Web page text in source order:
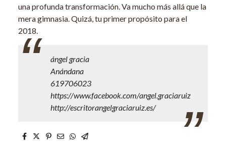
una profunda transformación. Va mucho más allá que la
mera gimnasia. Quizá, tu primer propósito para el
2018.
ángel gracia
Anándana
619706023
https://www.facebook.com/angel.graciaruiz
http://escritorangelgraciaruiz.es/